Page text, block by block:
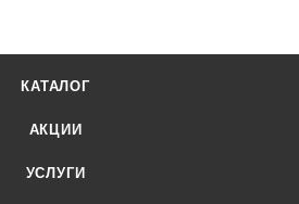
КАТАЛОГ
АКЦИИ
УСЛУГИ